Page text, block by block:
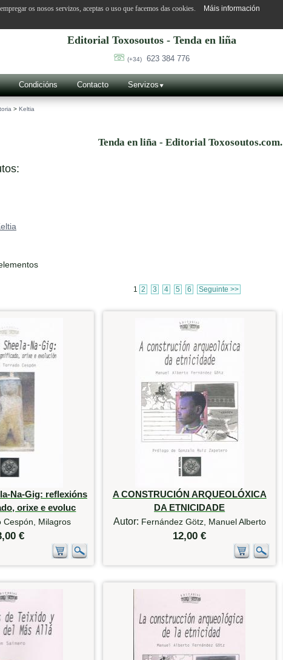
Editorial Toxosoutos - Tenda en liña
(+34) 623 384 776
Condicións Contacto Servizos
> Keltia
Tenda en liña - Editorial Toxosoutos.com.
1 2 3 4 5 6 Seguinte >>
Na-Gig: reflexións
orixe e evoluc
Cespón, Milagros
€
A CONSTRUCIÓN ARQUEOLÓXICA
DA ETNICIDADE
Autor: Fernández Götz, Manuel Alberto
12,00 €
os nosos servizos, aceptas o uso que facemos das cookies. Máis información